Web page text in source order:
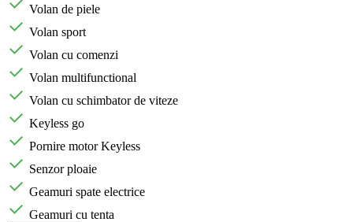
Volan de piele
Volan sport
Volan cu comenzi
Volan multifunctional
Volan cu schimbator de viteze
Keyless go
Pornire motor Keyless
Senzor ploaie
Geamuri spate electrice
Geamuri cu tenta